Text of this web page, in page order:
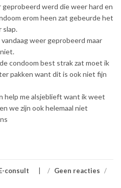
geprobeerd werd die weer hard en
erom heen zat gebeurde het
slap.
weer geprobeerd maar
condoom best strak zat moet ik
pakken want dit is ook niet fijn
help me alsjeblieft want ik weet
we zijn ook helemaal niet
consult / Geen reacties /